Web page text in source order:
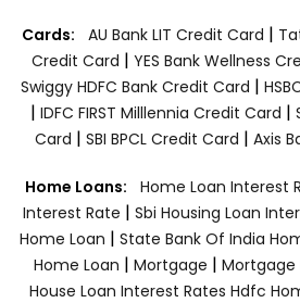
Cards: AU Bank LIT Credit Card |
Credit Card | YES Bank Wellness
Swiggy HDFC Bank Credit Card |
| IDFC FIRST Milllennia Credit Card |
Card | SBI BPCL Credit Card | Axis
Home Loans: Home Loan Interest
Interest Rate | Sbi Housing Loan
Home Loan | State Bank Of India
Home Loan | Mortgage | Mortgage
House Loan Interest Rates Hdfc